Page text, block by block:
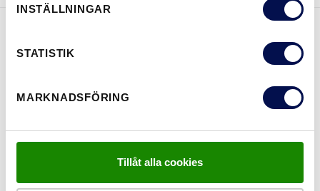
INSTÄLLNINGAR
STATISTIK
MARKNADSFÖRING
Tillåt alla cookies